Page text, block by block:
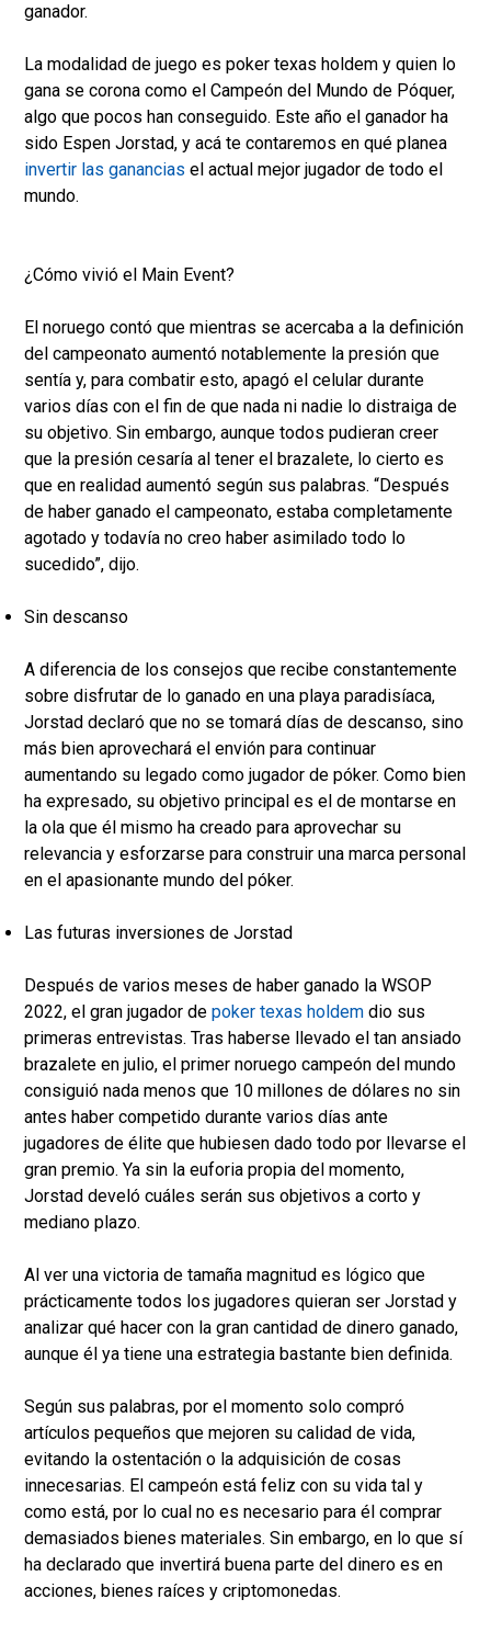
ganador.
La modalidad de juego es poker texas holdem y quien lo
gana se corona como el Campeón del Mundo de Póquer,
algo que pocos han conseguido. Este año el ganador ha
sido Espen Jorstad, y acá te contaremos en qué planea
invertir las ganancias el actual mejor jugador de todo el
mundo.
¿Cómo vivió el Main Event?
El noruego contó que mientras se acercaba a la definición
del campeonato aumentó notablemente la presión que
sentía y, para combatir esto, apagó el celular durante
varios días con el fin de que nada ni nadie lo distraiga de
su objetivo. Sin embargo, aunque todos pudieran creer
que la presión cesaría al tener el brazalete, lo cierto es
que en realidad aumentó según sus palabras. “Después
de haber ganado el campeonato, estaba completamente
agotado y todavía no creo haber asimilado todo lo
sucedido”, dijo.
Sin descanso
A diferencia de los consejos que recibe constantemente
sobre disfrutar de lo ganado en una playa paradisíaca,
Jorstad declaró que no se tomará días de descanso, sino
más bien aprovechará el envión para continuar
aumentando su legado como jugador de póker. Como bien
ha expresado, su objetivo principal es el de montarse en
la ola que él mismo ha creado para aprovechar su
relevancia y esforzarse para construir una marca personal
en el apasionante mundo del póker.
Las futuras inversiones de Jorstad
Después de varios meses de haber ganado la WSOP
2022, el gran jugador de poker texas holdem dio sus
primeras entrevistas. Tras haberse llevado el tan ansiado
brazalete en julio, el primer noruego campeón del mundo
consiguió nada menos que 10 millones de dólares no sin
antes haber competido durante varios días ante
jugadores de élite que hubiesen dado todo por llevarse el
gran premio. Ya sin la euforia propia del momento,
Jorstad develó cuáles serán sus objetivos a corto y
mediano plazo.
Al ver una victoria de tamaña magnitud es lógico que
prácticamente todos los jugadores quieran ser Jorstad y
analizar qué hacer con la gran cantidad de dinero ganado,
aunque él ya tiene una estrategia bastante bien definida.
Según sus palabras, por el momento solo compró
artículos pequeños que mejoren su calidad de vida,
evitando la ostentación o la adquisición de cosas
innecesarias. El campeón está feliz con su vida tal y
como está, por lo cual no es necesario para él comprar
demasiados bienes materiales. Sin embargo, en lo que sí
ha declarado que invertirá buena parte del dinero es en
acciones, bienes raíces y criptomonedas.